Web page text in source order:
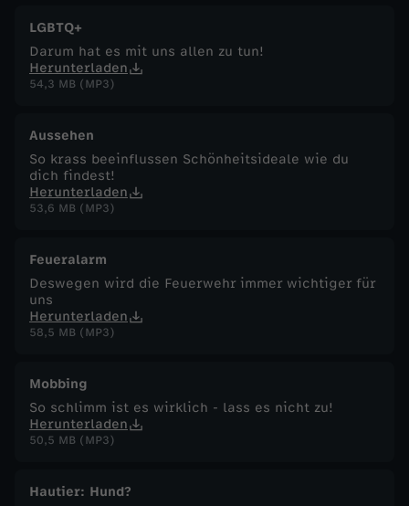
LGBTQ+
Darum hat es mit uns allen zu tun!
Herunterladen
54,3 MB (MP3)
Aussehen
So krass beeinflussen Schönheitsideale wie du
dich findest!
Herunterladen
53,6 MB (MP3)
Feueralarm
Deswegen wird die Feuerwehr immer wichtiger für
uns
Herunterladen
58,5 MB (MP3)
Mobbing
So schlimm ist es wirklich - lass es nicht zu!
Herunterladen
50,5 MB (MP3)
Hautier: Hund?